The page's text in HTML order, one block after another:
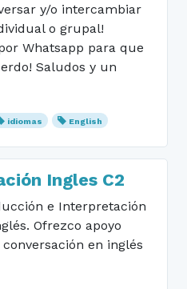
y/o intercambiar
o grupal!
Whatsapp para que
Saludos y un
idiomas English
Ingles C2
e Interpretación
Ofrezco apoyo
en inglés